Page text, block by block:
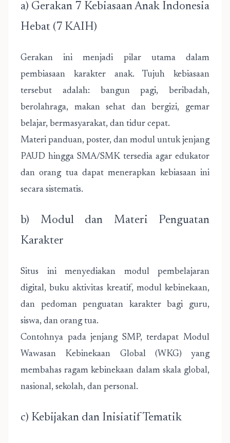
a) Gerakan 7 Kebiasaan Anak Indonesia
Hebat (7 KAIH)
Gerakan ini menjadi pilar utama dalam
pembiasaan karakter anak. Tujuh kebiasaan
tersebut adalah: bangun pagi, beribadah,
berolahraga, makan sehat dan bergizi, gemar
belajar, bermasyarakat, dan tidur cepat.
Materi panduan, poster, dan modul untuk jenjang
PAUD hingga SMA/SMK tersedia agar edukator
dan orang tua dapat menerapkan kebiasaan ini
secara sistematis.
b) Modul dan Materi Penguatan
Karakter
Situs ini menyediakan modul pembelajaran
digital, buku aktivitas kreatif, modul kebinekaan,
dan pedoman penguatan karakter bagi guru,
siswa, dan orang tua.
Contohnya pada jenjang SMP, terdapat Modul
Wawasan Kebinekaan Global (WKG) yang
membahas ragam kebinekaan dalam skala global,
nasional, sekolah, dan personal.
c) Kebijakan dan Inisiatif Tematik